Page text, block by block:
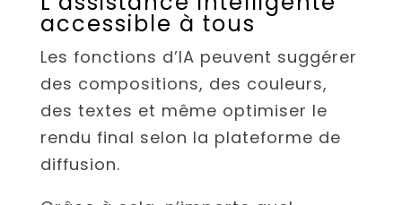
accessible à tous
Les fonctions d’IA peuvent suggérer
des compositions, des couleurs,
des textes et même optimiser le
rendu final selon la plateforme de
diffusion.